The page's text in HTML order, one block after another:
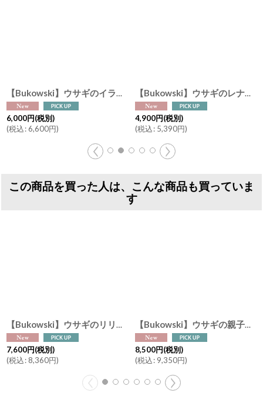
[SAA11-0352Noah
【Bukowski】ウサギのルシアン Lucian 30cm ギフトボックス入り スウェーデンのぬいぐるみ ソフトトイ ブコウスキー うさぎ 誕生日 Sweden
4,900円(税別)
(税込:5,390円)
【Bukowski】くまのアントン レオナード バッグチャーム Lovely Anton & Leonard 10cm スウェーデンのぬいぐるみ ブコウスキー キーホルダー ハートの刺繍
1,900円(税別)
(税込: 2,090円)
この商品を買った人は、こんな商品も買っていま
す
【Bukowski】ウサギのリリベット Lilibet 40cm スウェーデンのぬいぐるみ ソフトトイ ブコウスキー 誕生日
7,600円(税別)
(税込: 8,360円)
【Bukowski】ウサギの親子 サニー＆ママ Sunny & Mama 35cm スウェーデンのぬいぐるみ ソフトトイ ブコウスキー 誕生日
8,500円(税別)
(税込: 9,350円)